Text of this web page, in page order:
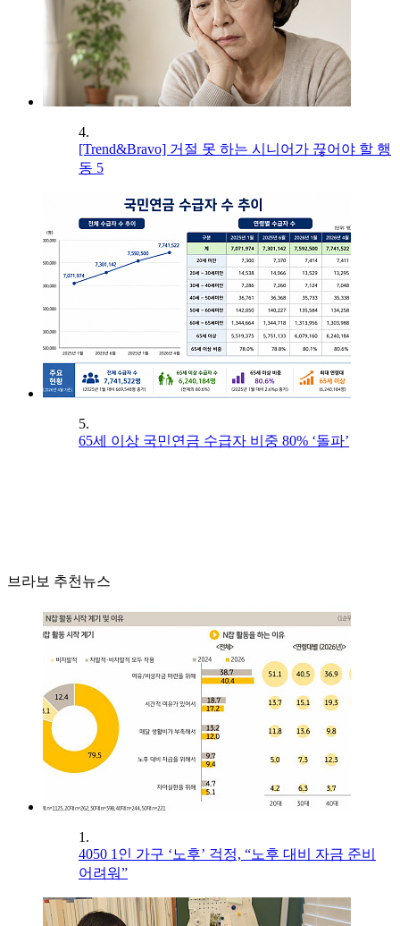
4.
[Trend&Bravo] 거절 못 하는 시니어가 끊어야 할 행
동 5
5.
65세 이상 국민연금 수급자 비중 80% ‘돌파’
브라보 추천뉴스
1.
4050 1인 가구 ‘노후’ 걱정, “노후 대비 자금 준비
어려워”